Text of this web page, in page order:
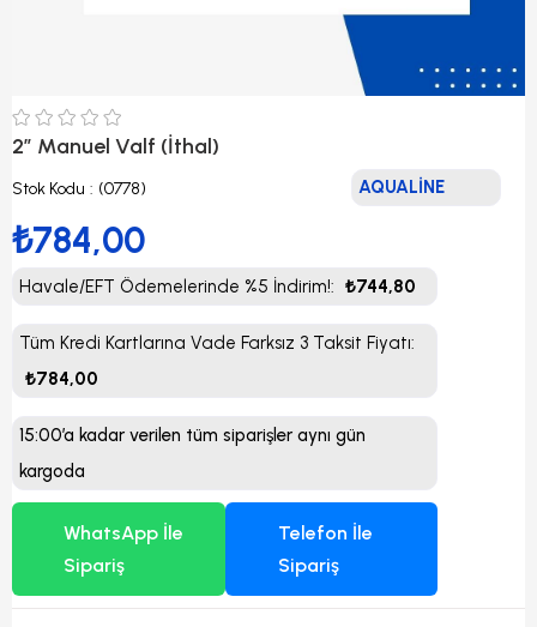
2” Manuel Valf (İthal)
Stok Kodu (0778) AQUALİNE
₺784,00
Havale/EFT Ödemelerinde %5 İndirim!: ₺744,80
Tüm Kredi Kartlarına Vade Farksız 3 Taksit Fiyatı:
₺784,00
15:00’a kadar verilen tüm siparişler aynı gün
kargoda
WhatsApp İle
Sipariş
Telefon İle
Sipariş